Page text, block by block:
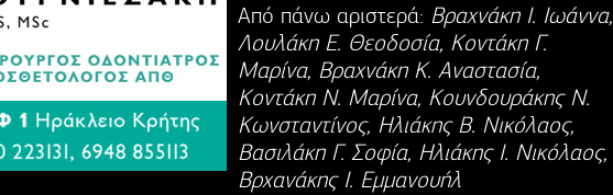
Από πάνω αριστερά: Βραχνάκη Ι. Ιωάννα,
Λουλάκη Ε. Θεοδοσία, Κοντάκη Γ.
Μαρίνα, Βραχνάκη Κ. Αναστασία,
Κοντάκη Ν. Μαρίνα, Κουνδουράκης Ν.
Κωνσταντίνος, Ηλιάκης Β. Νικόλαος,
Βασιλάκη Γ. Σοφία, Ηλιάκης Ι. Νικόλαος,
Βρχανάκης Ι. Εμμανουήλ